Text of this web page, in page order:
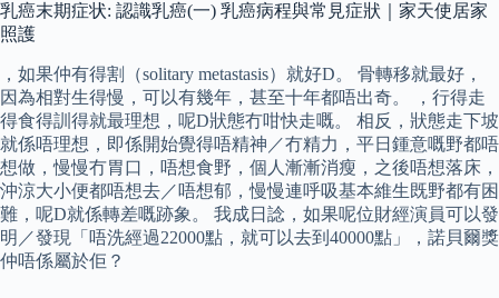
乳癌末期症状: 認識乳癌(一) 乳癌病程與常見症狀｜家天使居家
照護
，如果仲有得割（solitary metastasis）就好D。 骨轉移就最好，
因為相對生得慢，可以有幾年，甚至十年都唔出奇。 ，行得走
得食得訓得就最理想，呢D狀態冇咁快走嘅。 相反，狀態走下坡
就係唔理想，即係開始覺得唔精神／冇精力，平日鍾意嘅野都唔
想做，慢慢冇胃口，唔想食野，個人漸漸消瘦，之後唔想落床，
沖涼大小便都唔想去／唔想郁，慢慢連呼吸基本維生既野都有困
難，呢D就係轉差嘅跡象。 我成日諗，如果呢位財經演員可以發
明／發現「唔洗經過22000點，就可以去到40000點」，諾貝爾獎
仲唔係屬於佢？